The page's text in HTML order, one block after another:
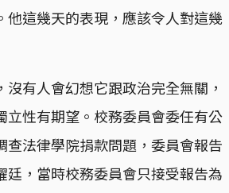
他這幾天的表現，應該令人對這幾
有人會幻想它跟政治完全無關，
立性有期望。校務委員會委任有公
查法律學院捐款問題，委員會報告
廷，當時校務委員會只接受報告為